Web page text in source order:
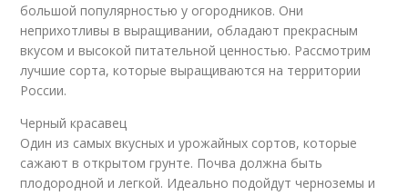
большой популярностью у огородников. Они
неприхотливы в выращивании, обладают прекрасным
вкусом и высокой питательной ценностью. Рассмотрим
лучшие сорта, которые выращиваются на территории
России.
Черный красавец
Один из самых вкусных и урожайных сортов, которые
сажают в открытом грунте. Почва должна быть
плодородной и легкой. Идеально подойдут черноземы и